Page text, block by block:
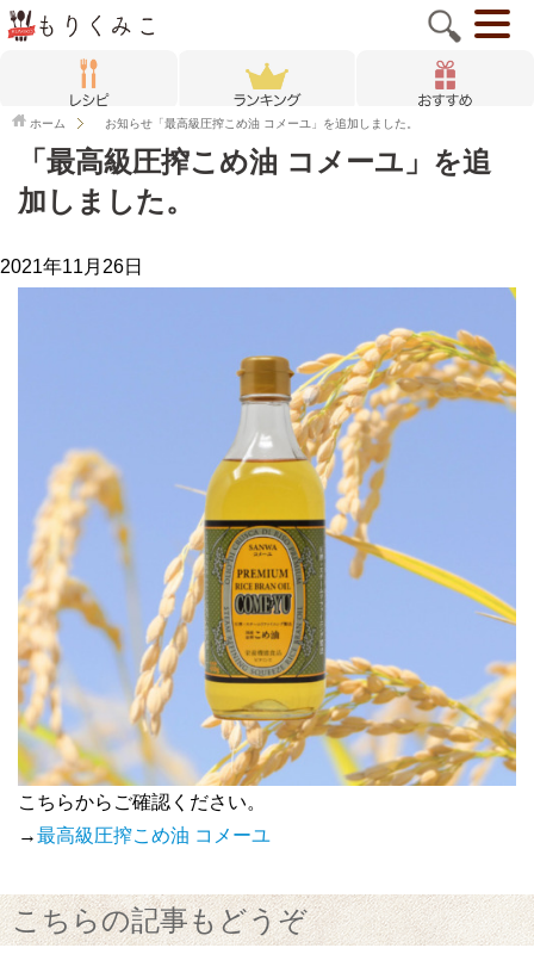
ホーム お知らせ「最高級圧搾こめ油 コメーユ」を追加しました。
「最高級圧搾こめ油 コメーユ」を追
加しました。
2021年11月26日
こちらからご確認ください。
→最高級圧搾こめ油 コメーユ
こちらの記事もどうぞ